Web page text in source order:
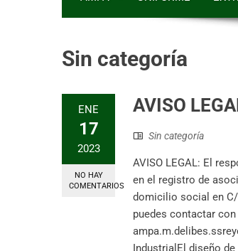
Sin categoría
ENE
17
2023
NO HAY
COMENTARIOS
AVISO
Sin categoría
AVISO LEGAL: El
en el registro de
domicilio social en C/
puedes contactar
IndustrialEl diseño